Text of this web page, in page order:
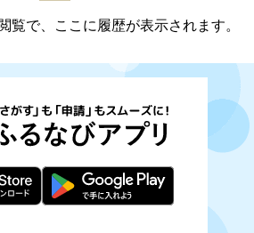
覧で、ここに履歴が表示されます。